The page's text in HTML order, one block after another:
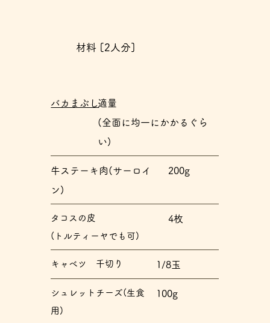
材料 [2人分]
バカまぶし適量
(全面に均一にかかるぐら
い)
牛ステーキ肉(サーロイ
ン)
200g
タコスの皮
(トルティーヤでも可)
4枚
キャベツ 千切り 1/8玉
シュレットチーズ(生食
用)
100g